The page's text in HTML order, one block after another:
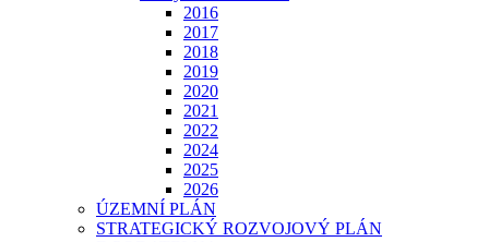
2016
2017
2018
2019
2020
2021
2022
2024
2025
2026
ÚZEMNÍ PLÁN
STRATEGICKÝ ROZVOJOVÝ PLÁN